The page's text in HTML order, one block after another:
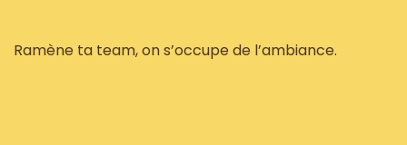
Ramène ta team, on s’occupe de l’ambiance.